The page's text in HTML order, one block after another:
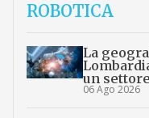
ROBOTICA
La
un
06 Ago 2026